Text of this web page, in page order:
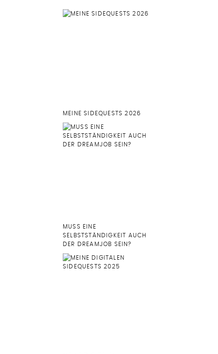
MEINE SIDEQUESTS 2026
MUSS EINE
SELBSTSTÄNDIGKEIT AUCH
DER DREAMJOB SEIN?